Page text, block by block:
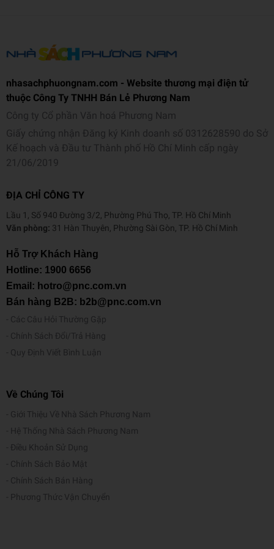
nhasachphuongnam.com - Website thương mại điện tử
thuộc Công Ty TNHH Bán Lẻ Phương Nam
Công ty Cổ phần Văn hoá Phương Nam
Giấy chứng nhận Đăng ký Kinh doanh số 0312628590 do Sở
Kế hoạch và Đầu tư Thành phố Hồ Chí Minh cấp ngày
21/06/2019
ĐỊA CHỈ CÔNG TY
Lầu 1, Số 940 Đường 3/2, Phường Phú Thọ, TP. Hồ Chí Minh
Văn phòng: 31 Hàn Thuyên, Phường Sài Gòn, TP. Hồ Chí Minh
Hỗ Trợ Khách Hàng
Hotline: 1900 6656
Email: hotro@pnc.com.vn
Bán hàng B2B: b2b@pnc.com.vn
Các Câu Hỏi Thường Gặp
Chính Sách Đổi/Trả Hàng
Quy Định Viết Bình Luận
Về Chúng Tôi
Giới Thiệu Về Nhà Sách Phương Nam
Hệ Thống Nhà Sách Phương Nam
Điều Khoản Sử Dụng
Chính Sách Bảo Mật
Chính Sách Bán Hàng
Phương Thức Vận Chuyển